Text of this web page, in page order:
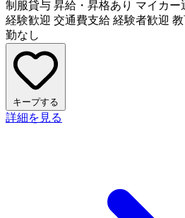
制服貸与 昇給・昇格あり マイカー
経験歓迎 交通費支給 経験者歓迎
勤なし
キープする
詳細を見る